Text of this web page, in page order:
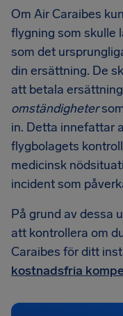
Om Air Caraibes
flygning som skulle
som det
din ersättning. De
att betala
omständigheter
in. Detta innefattar
flygbolagets
medicinsk
incident som
På grund av dessa
att kontrollera om
Caraibes för ditt
kostnadsfria